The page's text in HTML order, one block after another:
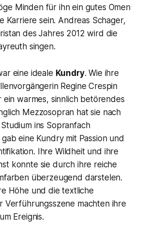
Minden für ihn ein gutes Omen
Karriere sein. Andreas Schager,
des Jahres 2012 wird die
singen.
eine ideale Kundry. Wie ihre
Regine Crespin
warmes, sinnlich betörendes
Mezzosopran hat sie nach
ins Sopranfach
eine Kundry mit Passion und
Ihre Wildheit und ihre
konnte sie durch ihre reiche
überzeugend darstelen.
Höhe und die textliche
Verführungsszene machten ihre
Ereignis.